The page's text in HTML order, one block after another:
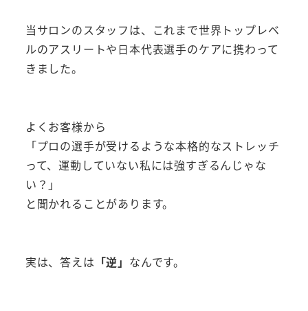
当サロンのスタッフは、これまで世界トップレベ
ルのアスリートや日本代表選手のケアに携わって
きました。
よくお客様から
「プロの選手が受けるような本格的なストレッチ
って、運動していない私には強すぎるんじゃな
い？」
と聞かれることがあります。
実は、答えは 「逆」 なんです。